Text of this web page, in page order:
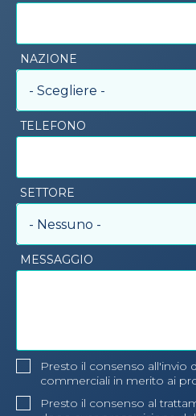
NAZIONE
- Scegliere -
TELEFONO
SETTORE
- Nessuno -
MESSAGGIO
Presto il consenso all'invio
commerciali in merito ai
Presto il consenso al